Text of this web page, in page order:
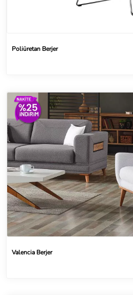
Poliüretan Berjer
Valencia Berjer